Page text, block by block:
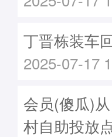
丁晋栋装车
2025-07-17
会员(傻瓜)
村自助投放